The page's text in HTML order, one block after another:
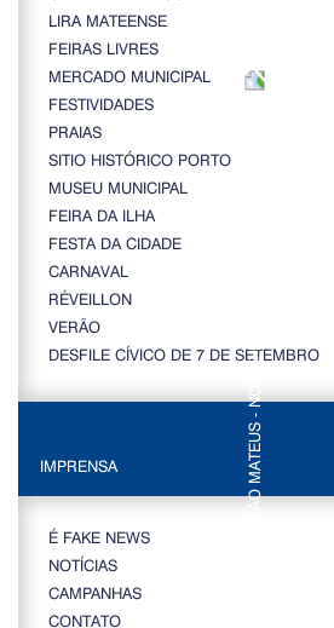
LIRA MATEENSE
FEIRAS LIVRES
MERCADO MUNICIPAL
FESTIVIDADES
PRAIAS
SITIO HISTÓRICO PORTO
MUSEU MUNICIPAL
FEIRA DA ILHA
FESTA DA CIDADE
CARNAVAL
RÉVEILLON
VERÃO
DESFILE CÍVICO DE 7 DE SETEMBRO
IMPRENSA
É FAKE NEWS
NOTÍCIAS
CAMPANHAS
CONTATO